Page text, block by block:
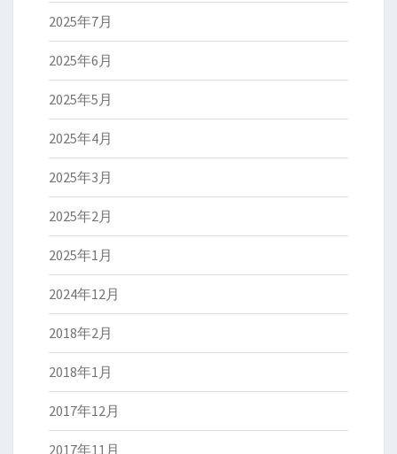
2025年7月
2025年6月
2025年5月
2025年4月
2025年3月
2025年2月
2025年1月
2024年12月
2018年2月
2018年1月
2017年12月
2017年11月